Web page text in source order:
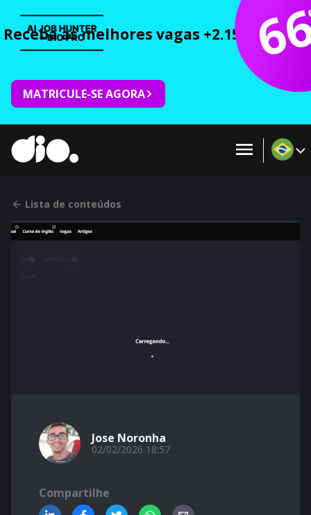
Receba as melhores vagas +2.150 cursos
MATRICULE-SE AGORA
Lista de conteúdos
Jose Noronha
02/02/2026 18:57
Compartilhe